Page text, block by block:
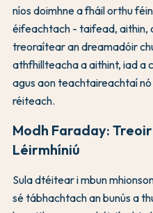
níos doimhne a fháil orthu
éifeachtach - taifead, aithin,
treoraítear an dreamadóir
athfhillteacha a aithint, iad a
agus aon teachtaireachtaí
réiteach.
Modh Faraday: Treoir
Léirmhíniú
Sula dtéitear i mbun
sé tábhachtach an bunús a